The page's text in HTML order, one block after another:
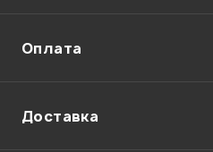
Оплата
Доставка